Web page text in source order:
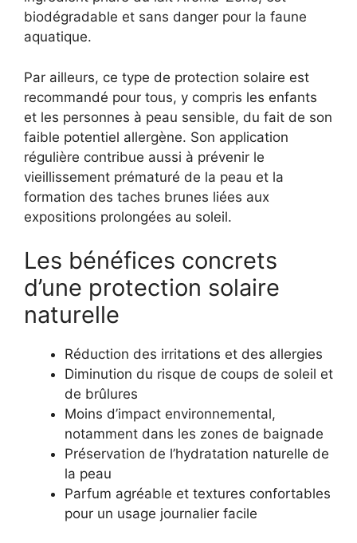
biodégradable et sans danger pour la faune
aquatique.
Par ailleurs, ce type de protection solaire est
recommandé pour tous, y compris les enfants
et les personnes à peau sensible, du fait de son
faible potentiel allergène. Son application
régulière contribue aussi à prévenir le
vieillissement prématuré de la peau et la
formation des taches brunes liées aux
expositions prolongées au soleil.
Les bénéfices concrets
d’une protection solaire
naturelle
Réduction des irritations et des allergies
Diminution du risque de coups de soleil et
de brûlures
Moins d’impact environnemental,
notamment dans les zones de baignade
Préservation de l’hydratation naturelle de
la peau
Parfum agréable et textures confortables
pour un usage journalier facile